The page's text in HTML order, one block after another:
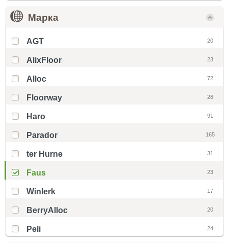
Марка
AGT 20
AlixFloor 23
Alloc 72
Floorway 28
Haro 91
Parador 165
ter Hurne 31
Faus 23
Winlerk 17
BerryAlloc 20
Peli 24